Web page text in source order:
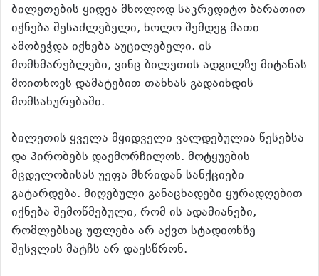
ბილეთების ყიდვა მხოლოდ საკრედიტო ბარათით
იქნება შესაძლებელი, ხოლო შემდეგ მათი
ამობეჭდა იქნება აუცილებელი. ის
მომხმარებლები, ვინც ბილეთის ადგილზე მიტანას
მოითხოვს დამატებით თანხას გადაიხდის
მომსახურებაში.
ბილეთის ყველა მყიდველი ვალდებულია წესებსა
და პირობებს დაემორჩილოს. მოტყუების
მცდელობისას უეფა მხრიდან სანქციები
გატარდება. მიღებული განაცხადები ყურადღებით
იქნება შემოწმებული, რომ ის ადამიანები,
რომლებსაც უფლება არ აქვთ სტადიონზე
შესვლის მატჩს არ დაესწრონ.